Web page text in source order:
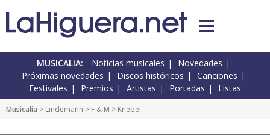
MUSICALIA: Noticias musicales
Novedades
Próximas novedades
Discos históricos
Canciones
Festivales
Premios Artistas Portadas Listas
Musicalia > Lindemann > F & M > Knebel